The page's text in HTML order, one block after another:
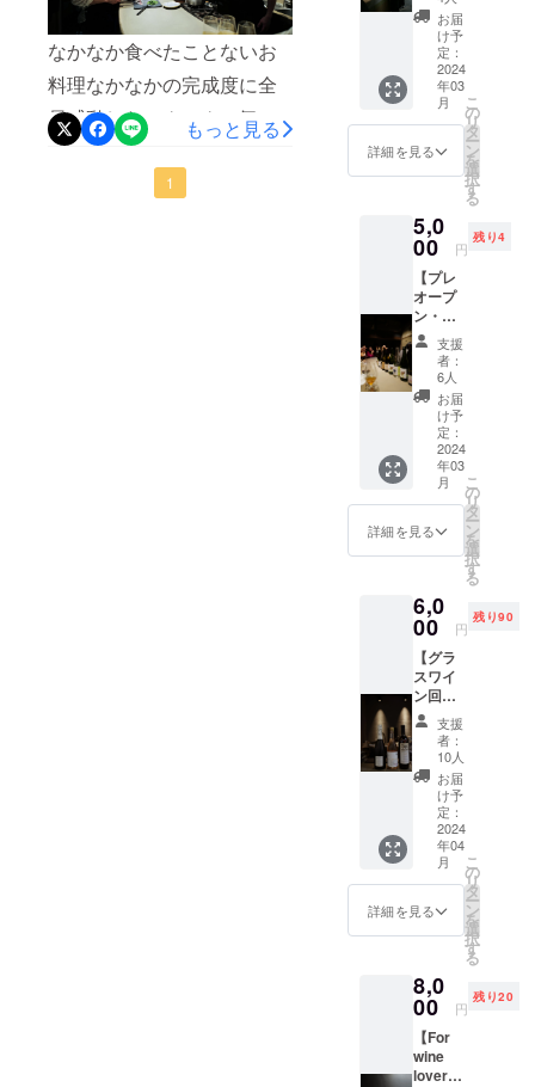
ぽい性格で、高級フランス
料理からスタートした経歴
もビストロ、鉄板焼き、
オーベルジュのレストラ
ン、バー、カフェ、イタリ
ア料理、レストランウェ
ラスミの香りがワインを一
口、料理を一口のエンドレ
スへと誘う。アサリの白ワ
イン蒸し ブンサオそうめ
んのような麺。フォーでは
なくブンを使用。細麺なの
のお楽しみですがチラ見せ
しておきます！各店主から
のメッセージをみていただ
いて各店舗の特徴も書いて
あるので実際にお店に行か
れた時はまるでもう常連さ
なかなか食べたことないお
料理なかなかの完成度に全
員感動したワクワクの気持
ちを伝えたくて記事で共有
させていただきます！ま
もっと見る
1
までの
ものに
限られ
ていま
す）
uoyaki
プラ
リーパ
指定い
ただい
たお届
け先に
投函、
配達い
たしま
す。 ご
使用は
原則ご
本人に
限られ
ていま
す。1店
舗1つき
用いた
だけま
限：
2024年
末ま
で。
「※20歳
未満の
者によ
る飲酒
は法令
で禁止
されて
いま
このリ
ターン
を選択
できま
せ
ん。」
いただ
きま
す。合
計３回
行いま
すので
ご都合
良い日
い。 候
補日
3月20
日 18
時〜
2024年
3月25
日 18
時〜
2024年
3月30
日 18
時〜 グ
ラスワ
インと
メ
リング
をいち
早く体
験して
いただ
けま
す！
状】
2024年
3月25日
18時〜
ささや
かなら
レセプ
ション
にご招
す。一
度に大
人数の
おもて
なしは
難しい
ため少
人数と
させて
いただ
きま
す。合
計３回
行いま
すので
ご都合
良い日
い。 候
補日
3月20
日 18
時〜
2024年
3月25
日 18
時〜
2024年
3月30
日 18
時〜 グ
ラスワ
インと
メ
リング
をいち
早く体
験して
いただ
けま
お届
け予
定：
2024
年03
月
詳細を見る
こ
の
リ
タ
ー
ン
を
選
択
す
る
5,0
00 円
残り4
【プレ
オープ
ン・レ
セプ
ション
ご招待
状】
2024年
3月30日
18時〜
ささや
かなら
レセプ
ション
にご招
す。一
度に大
人数の
おもて
なしは
難しい
ため少
人数と
させて
いただ
きま
す。合
計３回
行いま
すので
ご都合
良い日
い。 候
補日
3月20
日 18
時〜
支援
者：
6人
お届
け予
定：
2024
年03
月
詳細を見る
こ
の
リ
タ
ー
ン
を
選
択
す
る
6,0
00 円
残り90
【グラ
スワイ
ン回数
券】 ご
支援い
ただく
の皆様
に、感
謝の気
持ちを
込めて
「ご優
待券」
を実施
してい
セレク
トナ
チュラ
ルワイ
ン ６杯
分回数
支援
者：
10人
お届
け予
定：
2024
年04
月
詳細を見る
こ
の
リ
タ
ー
ン
を
選
択
す
る
8,0
00 円
残り20
【For
wine
lover】